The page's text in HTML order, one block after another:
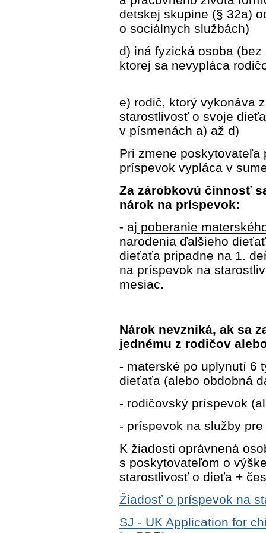
detskej skupine (§ 32a)
o sociálnych službách)
d) iná fyzická osoba
ktorej sa
e) rodič, ktorý vykonáva
starostlivosť o svoje
v písmenách a) až d)
Pri zmene poskytovateľa
príspevok vypláca v
Za zárobkovú činnosť
nárok na príspevok:
- aj poberanie
narodenia ďalšieho
dieťaťa pripadne na 1.
na príspevok na
mesiac.
Nárok nevzniká, ak sa
jednému z rodičov
- materské po uplynutí 6
dieťaťa (alebo obdobná
- rodičovský príspevok
- príspevok na služby
K žiadosti oprávnená
s poskytovateľom o
starostlivosť o dieťa +
Žiadosť o príspevok na
SJ - UK Application for